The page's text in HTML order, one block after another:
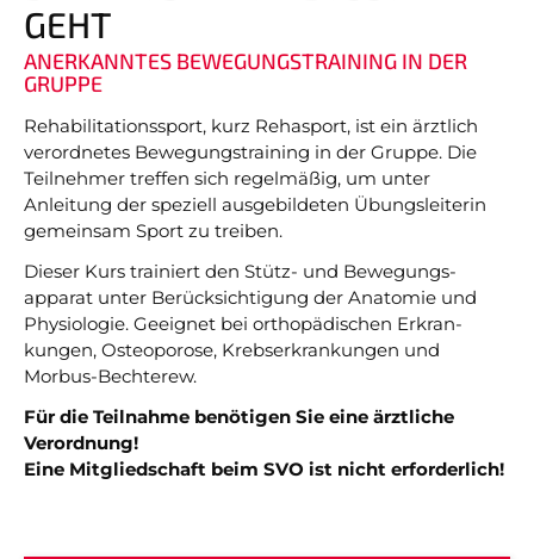
GEHT
ANERKANNTES BEWEGUNGSTRAINING IN DER
GRUPPE
Rehabilitationssport, kurz Rehasport, ist ein ärztlich
ver­ord­netes Bewe­gungs­training in der Gruppe. Die
Teil­nehmer treffen sich regel­mäßig, um unter
Anleitung der speziell aus­ge­bil­deten Übungs­leiterin
gemein­sam Sport zu treiben.
Dieser Kurs trainiert den Stütz- und Bewe­gungs­
apparat unter Berück­sich­tigung der Ana­tomie und
Physio­logie. Geeig­net bei ortho­pädi­schen Erkran­
kungen, Osteo­porose, Krebs­erkran­kungen und
Morbus-Bechterew.
Für die Teilnahme benötigen Sie eine ärztliche
Verordnung!
Eine Mitgliedschaft beim SVO ist nicht erforderlich!
Nicht das Richtige gefunden?
Bitte nehmen Sie Kontakt mit uns auf. Wir helfen
post@svo.germaringen.de
Navigation
überspringen
Anfahrt Impressum Datenschutz